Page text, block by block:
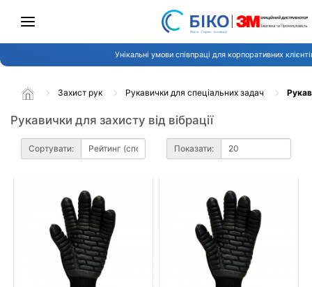
Унікальні умови співпраці для корпоративних
Захист рук Рукавички для спеціальних задач
Рукавички для захисту від вібрації
Сортувати: Показати: